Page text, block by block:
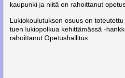
kaupunki ja niitä on rahoittanut
Lukiokoulutuksen osuus on
tuen lukiopolkua kehittämässä -
rahoittanut Opetushallitus.